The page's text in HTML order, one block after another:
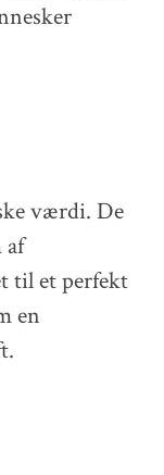
værdi. De
af
til et perfekt
en